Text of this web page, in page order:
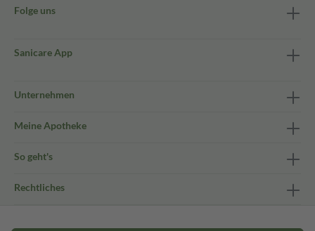
Folge uns
Sanicare App
Unternehmen
Meine Apotheke
So geht's
Rechtliches